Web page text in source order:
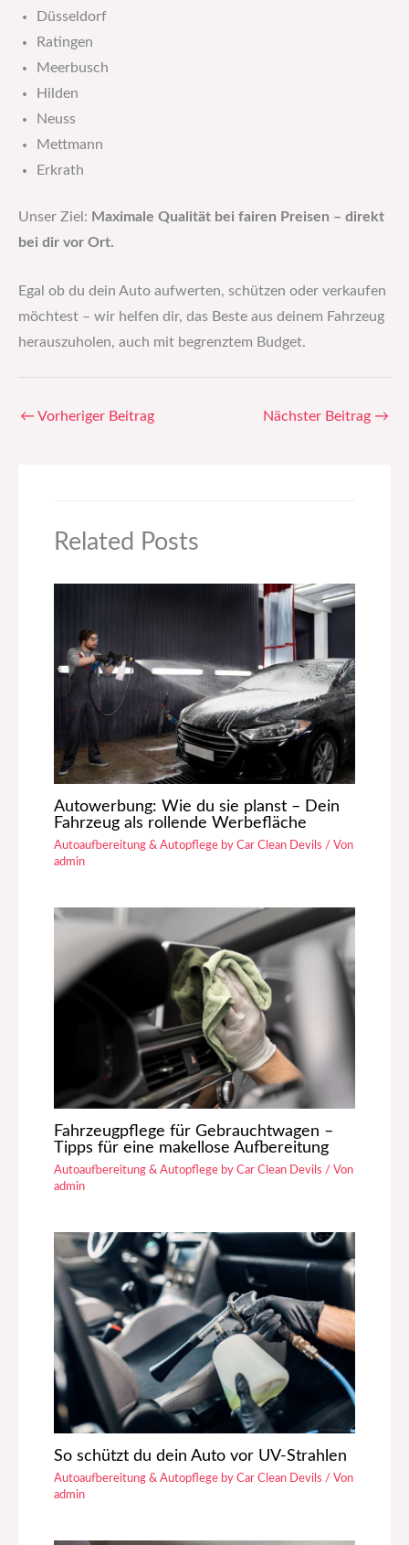
Düsseldorf
Ratingen
Meerbusch
Hilden
Neuss
Mettmann
Erkrath
Unser Ziel: Maximale Qualität bei fairen Preisen – direkt
bei dir vor Ort.
Egal ob du dein Auto aufwerten, schützen oder verkaufen
möchtest – wir helfen dir, das Beste aus deinem Fahrzeug
herauszuholen, auch mit begrenztem Budget.
← Vorheriger Beitrag Nächster Beitrag →
Related Posts
Autowerbung: Wie du sie planst – Dein
Fahrzeug als rollende Werbefläche
Autoaufbereitung & Autopflege by Car Clean Devils / Von
admin
Fahrzeugpflege für Gebrauchtwagen –
Tipps für eine makellose Aufbereitung
Autoaufbereitung & Autopflege by Car Clean Devils / Von
admin
So schützt du dein Auto vor UV-Strahlen
Autoaufbereitung & Autopflege by Car Clean Devils / Von
admin